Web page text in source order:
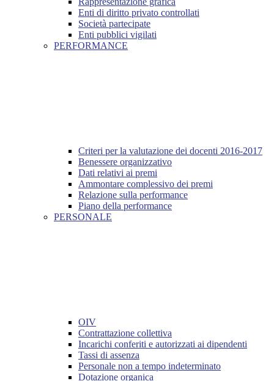
Enti di diritto privato controllati
Società partecipate
Enti pubblici vigilati
PERFORMANCE
Criteri per la valutazione dei docenti 2016-2017
Benessere organizzativo
Dati relativi ai premi
Ammontare complessivo dei premi
Relazione sulla performance
Piano della performance
PERSONALE
OIV
Contrattazione collettiva
Incarichi conferiti e autorizzati ai dipendenti
Tassi di assenza
Personale non a tempo indeterminato
Dotazione organica